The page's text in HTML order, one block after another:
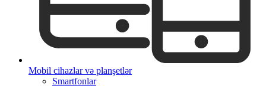
Mobil cihazlar və planşetlər
Smartfonlar